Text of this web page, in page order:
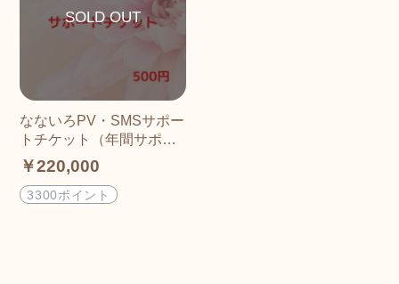
なないろPV・SMSサポー
トチケット（年間サポー
ト2/1）
￥220,000
3300ポイント